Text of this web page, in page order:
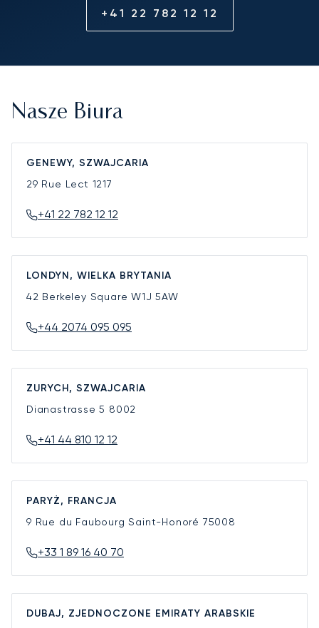
+41 22 782 12 12
Nasze Biura
GENEWY, SZWAJCARIA
29 Rue Lect 1217
+41 22 782 12 12
LONDYN, WIELKA BRYTANIA
42 Berkeley SquareW1J 5AW
+44 2074 095 095
ZURYCH, SZWAJCARIA
Dianastrasse 5 8002
+41 44 810 12 12
PARYŻ, FRANCJA
9 Rue du Faubourg Saint-Honoré 75008
+33 1 89 16 40 70
DUBAJ, ZJEDNOCZONE EMIRATY ARABSKIE